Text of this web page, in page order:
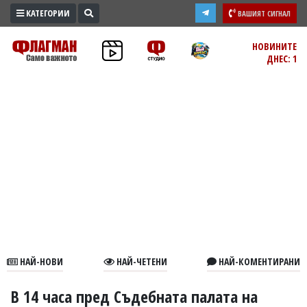
ПРОМО
ЗОНА
В
КАТЕГОРИИ ВАШИЯТ СИГНАЛ
НОВИНИТЕ
ДНЕС: 1
НАЙ-НОВИ НАЙ-ЧЕТЕНИ НАЙ-КОМЕНТИРАНИ
В 14 часа пред Съдебната палата на